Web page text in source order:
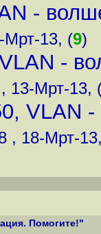
-
Мрт-13, (9)
-
13-Мрт-13,
VLAN
, 18-Мрт-
Помогите!"